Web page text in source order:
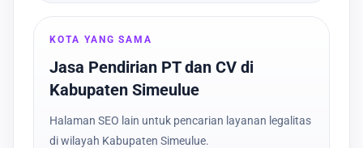
KOTA YANG SAMA
Jasa Pendirian PT dan CV di
Kabupaten Simeulue
Halaman SEO lain untuk pencarian layanan legalitas
di wilayah Kabupaten Simeulue.